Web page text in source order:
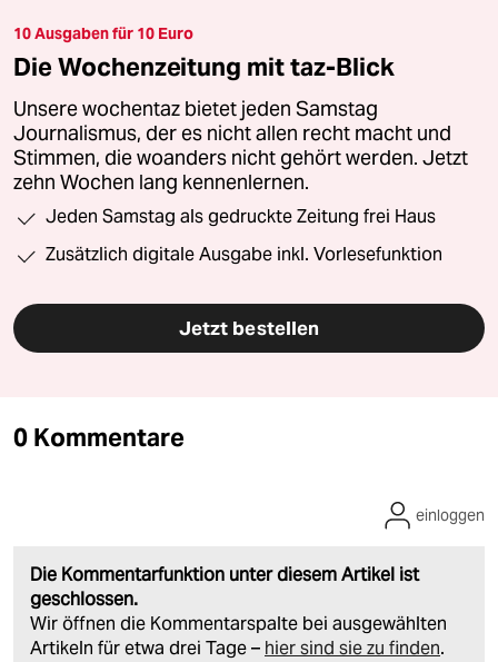
10 Ausgaben für 10 Euro
Die Wochenzeitung mit taz-Blick
Unsere wochentaz bietet jeden Samstag
Journalismus, der es nicht allen recht macht und
Stimmen, die woanders nicht gehört werden. Jetzt
zehn Wochen lang kennenlernen.
Jeden Samstag als gedruckte Zeitung frei Haus
Zusätzlich digitale Ausgabe inkl. Vorlesefunktion
Jetzt bestellen
0 Kommentare
Die Kommentarfunktion unter diesem Artikel ist
geschlossen.
Wir öffnen die Kommentarspalte bei ausgewählten
Artikeln für etwa drei Tage – hier sind sie zu finden.
einloggen